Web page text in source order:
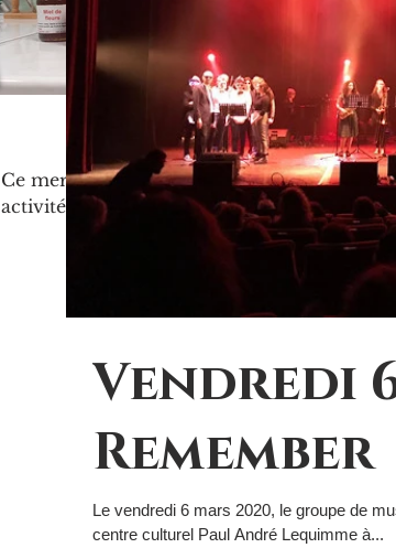
Mise en pot du miel 2023 !
Ce mercredi, dans le cadre des
activités de l’A.N.E., les élèves
présents ont pu procéder à la mise
en pot du miel récolté le 18 octobre....
Vendredi
Remember
Le vendredi 6 mars 2020, le groupe de
centre culturel Paul André Lequimme à...